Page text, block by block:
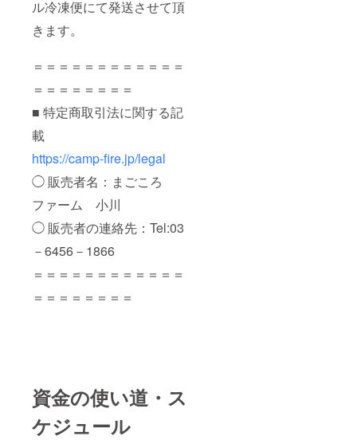
ル冷凍便にて発送させて頂
きます。
＝＝＝＝＝＝＝＝＝＝＝＝
＝＝＝＝＝＝＝＝
■ 特定商取引法に関する記
載
https://camp-fire.jp/legal
◯ 販売者名：まごころ
ファーム 小川
◯ 販売者の連絡先：Tel:03
－6456－1866
＝＝＝＝＝＝＝＝＝＝＝＝
＝＝＝＝＝＝＝＝
資金の使い道・ス
ケジュール